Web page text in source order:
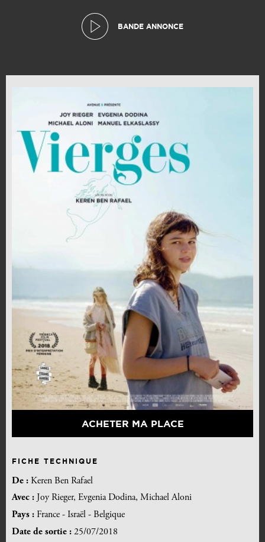
BANDE ANNONCE
ACHETER MA PLACE
FICHE TECHNIQUE
De : Keren Ben Rafael
Avec : Joy Rieger, Evgenia Dodina, Michael Aloni
Pays : France - Israël - Belgique
Date de sortie : 25/07/2018